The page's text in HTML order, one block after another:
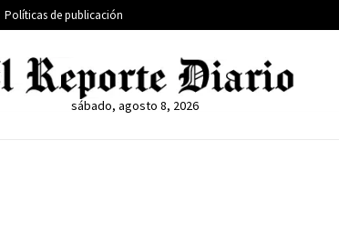
Políticas de publicación
sábado, agosto 8, 2026